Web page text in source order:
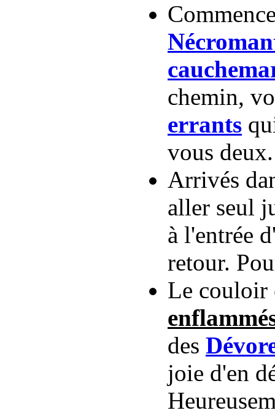
chemin,
errants
vous deux.
Arrivés
aller seul
à l'entrée
retour.
Le couloir
des
joie d'en